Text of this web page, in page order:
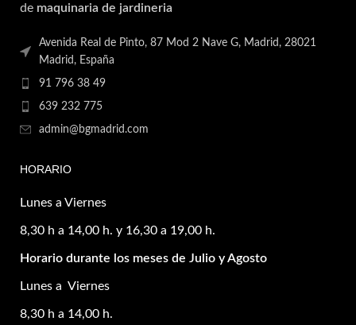
de maquinaria de jardineria
Avenida Real de Pinto, 87 Mod 2 Nave G, Madrid, 28021
Madrid, España
91 796 38 49
639 232 775
admin@bgmadrid.com
HORARIO
Lunes a Viernes
8,30 h a 14,00 h. y 16,30 a 19,00 h.
Horario durante los meses de Julio y Agosto
Lunes a Viernes
8,30 h a 14,00 h.